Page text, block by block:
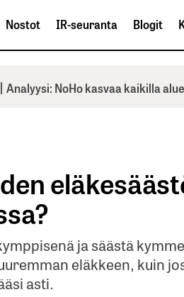
Nostot IR-seuranta Blogit
| Analyysi: NoHo kasvaa kaikilla
ja säästä
eläkkeen, kuin
asti.